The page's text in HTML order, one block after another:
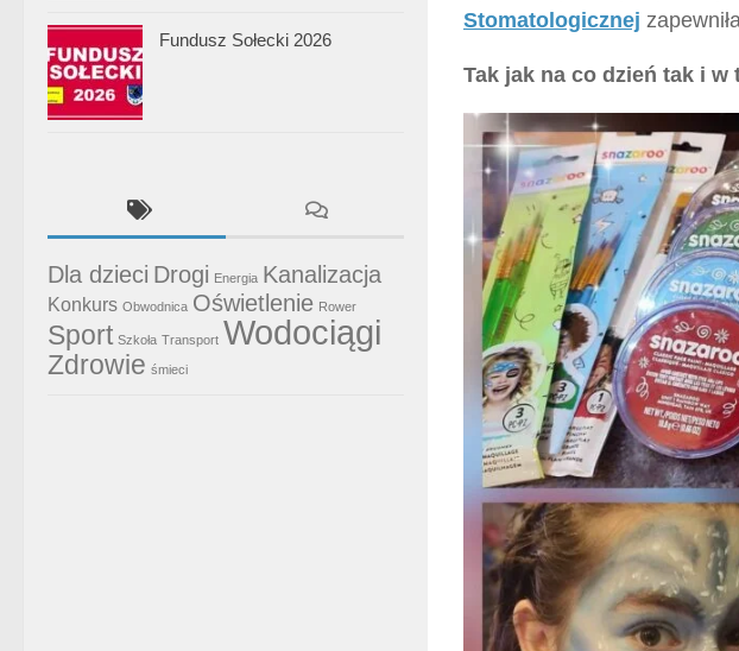
Stomatologicznej
Tak jak na co dzień tak i
Fundusz Sołecki 2026
Dla dzieci Drogi Energia Kanalizacja
Konkurs Obwodnica Oświetlenie Rower
Sport Szkoła Transport Wodociągi
Zdrowie śmieci